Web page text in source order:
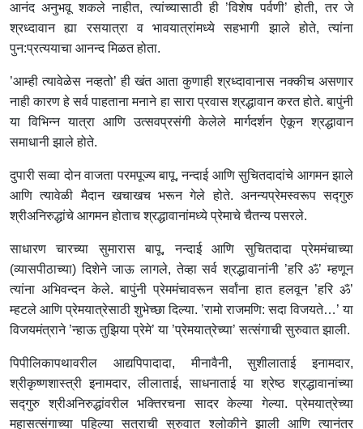
आनंद अनुभवू शकले नाहीत, त्यांच्यासाठी ही ’विशेष पर्वणी’ होती, तर जे
श्रध्दावान ह्या रसयात्रा व भावयात्रांमध्ये सहभागी झाले होते, त्यांना
पुन:प्रत्ययाचा आनन्द मिळत होता.
’आम्ही त्यावेळेस नव्हतो’ ही खंत आता कुणाही श्रध्दावानास नक्कीच असणार
नाही कारण हे सर्व पाहताना मनाने हा सारा प्रवास श्रद्धावान करत होते. बापुंनी
या विभिन्न यात्रा आणि उत्सवप्रसंगी केलेले मार्गदर्शन ऐकून श्रद्धावान
समाधानी झाले होते.
दुपारी सव्वा दोन वाजता परमपूज्य बापू, नन्दाई आणि सुचितदादांचे आगमन झाले
आणि त्यावेळी मैदान खचाखच भरून गेले होते. अनन्यप्रेमस्वरूप सद्गुरु
श्रीअनिरुद्धांचे आगमन होताच श्रद्धावानांमध्ये प्रेमाचे चैतन्य पसरले.
साधारण चारच्या सुमारास बापू, नन्दाई आणि सुचितदादा प्रेममंचाच्या
(व्यासपीठाच्या) दिशेने जाऊ लागले, तेव्हा सर्व श्रद्धावानांनी ’हरि ॐ’ म्हणून
त्यांना अभिवन्दन केले. बापुंनी प्रेममंचावरून सर्वांना हात हलवून ’हरि ॐ’
म्हटले आणि प्रेमयात्रेसाठी शुभेच्छा दिल्या. ’रामो राजमणि: सदा विजयते…’ या
विजयमंत्राने ’न्हाऊ तुझिया प्रेमे’ या ’प्रेमयात्रेच्या’ सत्संगाची सुरुवात झाली.
पिपीलिकापथावरील आद्यपिपादादा, मीनावैनी, सुशीलाताई इनामदार,
श्रीकृष्णशास्‍त्री इनामदार, लीलाताई, साधनाताई या श्रेष्ठ श्रद्धावानांच्या
सद्गुरु श्रीअनिरुद्धांवरील भक्तिरचना सादर केल्या गेल्या. प्रेमयात्रेच्या
महासत्संगाच्या पहिल्या सत्राची सुरुवात श्लोकीने झाली आणि त्यानंतर